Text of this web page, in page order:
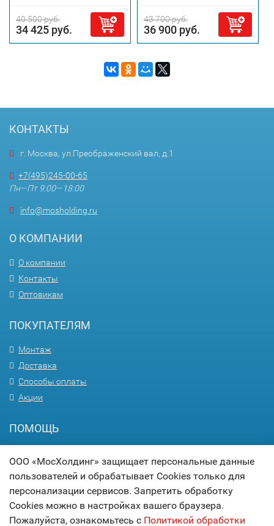
40 500 руб.
34 425 руб.
43 700 руб.
36 900 руб.
КОНТАКТЫ
г. Москва, ул.Преображенский вал, д.1
+7(495)245-00-65
Пн—Пт 9:00—18:00
info@mosholding.ru
О КОМПАНИИ
О компании
Контакты
Оптовикам
ПОКУПАТЕЛЯМ
Монтаж
Доставка
Способы оплаты
Акции
ПОМОЩЬ
Карта сайта
ООО «МосХолдинг» защищает персональные данные
пользователей и обрабатывает Cookies только для
персонализации сервисов. Запретить обработку
Cookies можно в настройках вашего браузера.
Пожалуйста, ознакомьтесь с Политикой обработки